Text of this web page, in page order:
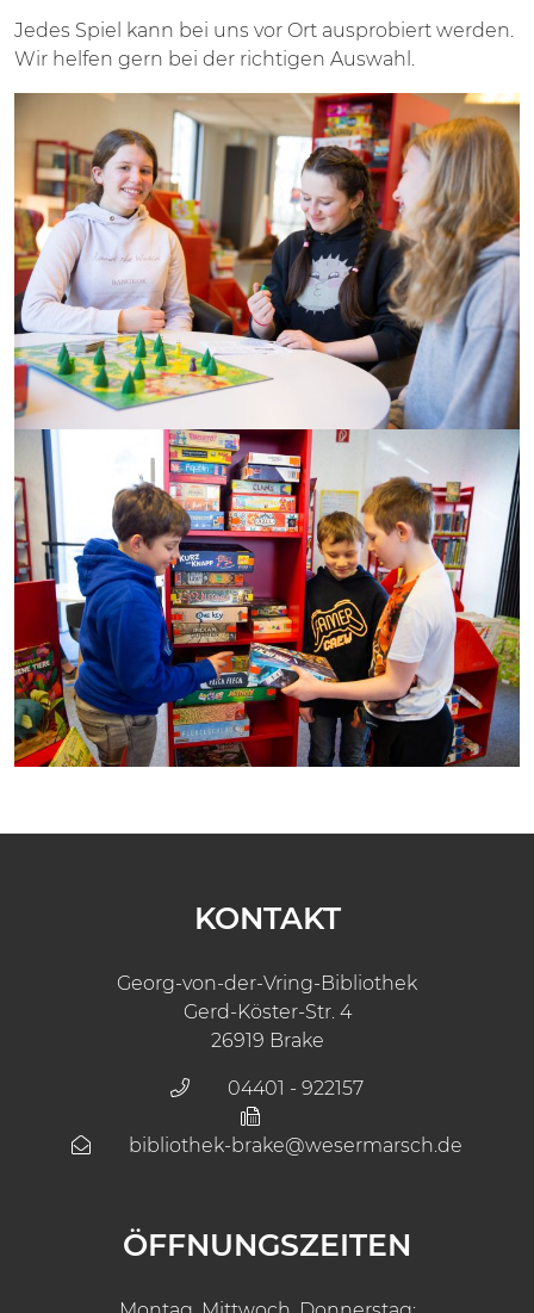
Jedes Spiel kann bei uns vor Ort ausprobiert werden.
Wir helfen gern bei der richtigen Auswahl.
KONTAKT
Georg-von-der-Vring-Bibliothek
Gerd-Köster-Str. 4
26919 Brake
04401 - 922157
bibliothek-brake@wesermarsch.de
ÖFFNUNGSZEITEN